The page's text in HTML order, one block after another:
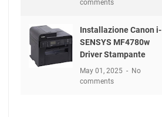
comments
Installazione Canon i-
SENSYS MF4780w
Driver Stampante
May 01, 2025
No
comments